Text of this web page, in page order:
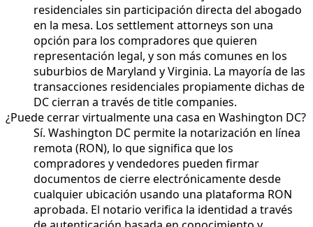
residenciales sin participación directa del abogado
en la mesa. Los settlement attorneys son una
opción para los compradores que quieren
representación legal, y son más comunes en los
suburbios de Maryland y Virginia. La mayoría de las
transacciones residenciales propiamente dichas de
DC cierran a través de title companies.
¿Puede cerrar virtualmente una casa en Washington DC?
Sí. Washington DC permite la notarización en línea
remota (RON), lo que significa que los
compradores y vendedores pueden firmar
documentos de cierre electrónicamente desde
cualquier ubicación usando una plataforma RON
aprobada. El notario verifica la identidad a través